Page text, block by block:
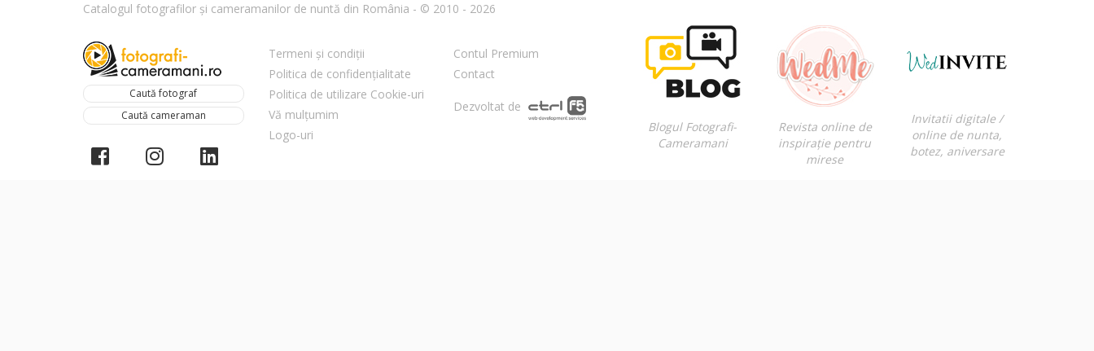
Catalogul fotografilor și cameramanilor de nuntă din România - © 2010 - 2026
Caută fotograf
Caută cameraman
Termeni și condiții
Politica de confidențialitate
Politica de utilizare Cookie-uri
Vă mulțumim
Logo-uri
Contul Premium
Contact
Dezvoltat de
Blogul Fotografi-
Cameramani
Revista online de
inspirație pentru
mirese
Invitatii digitale /
online de nunta,
botez, aniversare